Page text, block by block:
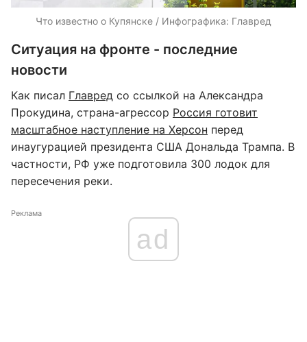
Что известно о Купянске / Инфографика: Главред
Ситуация на фронте - последние
новости
Как писал Главред со ссылкой на Александра
Прокудина, страна-агрессор Россия готовит
масштабное наступление на Херсон перед
инаугурацией президента США Дональда Трампа. В
частности, РФ уже подготовила 300 лодок для
пересечения реки.
Реклама
ad